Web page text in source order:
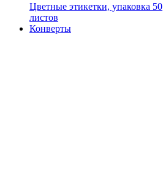
Цветные этикетки, упаковка 50
листов
Конверты